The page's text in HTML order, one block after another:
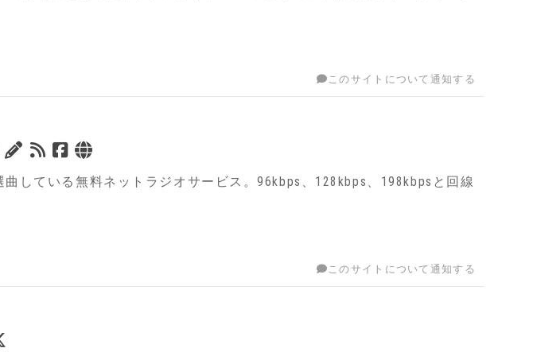
このサイトについて通知する
している無料ネットラジオサービス。96kbps、128kbps、198kbpsと回線
このサイトについて通知する